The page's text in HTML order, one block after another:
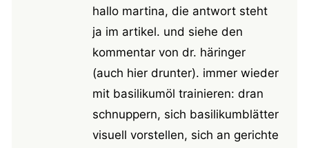
hallo martina, die antwort steht
ja im artikel. und siehe den
kommentar von dr. häringer
(auch hier drunter). immer wieder
mit basilikumöl trainieren: dran
schnuppern, sich basilikumblätter
visuell vorstellen, sich an gerichte